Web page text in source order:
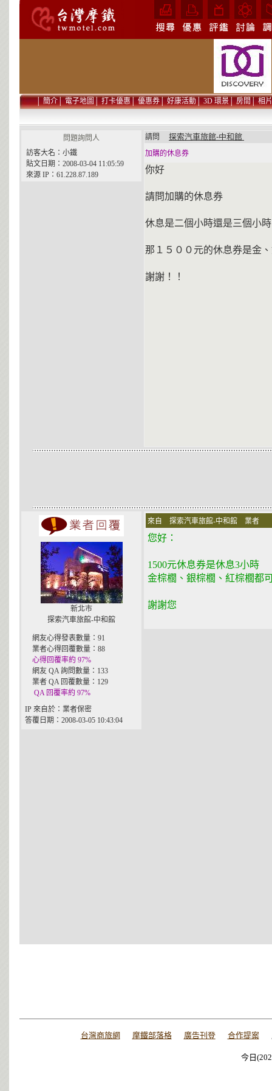
│簡介│電子地圖│打卡優惠│優惠券│好康活動│3D 環景│房間│相片
問題詢問人
訪客大名：小鐵
貼文日期：2008-03-04 11:05:59
來源 IP：61.228.87.189
請問 探索汽車旅館-中和館
加購的休息券
你好
請問加購的休息券
休息是二個小時還是三個小
那１５００元的休息券是金
謝謝！！
新北市
探索汽車旅館-中和館
網友心得發表數量：91
業者心得回覆數量：88
心得回覆率約 97%
網友 QA 詢問數量：133
業者 QA 回覆數量：129
QA 回覆率約 97%
IP 來自於：業者保密
答覆日期：2008-03-05 10:43:04
來自 探索汽車旅館-中和館 業者
您好：
1500元休息券是休息3小時
金棕櫚、銀棕櫚、紅棕櫚都
謝謝您
台灣商旅網 摩鐵部落格 廣告刊登 合作提案
今日